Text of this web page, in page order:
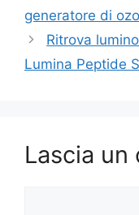
generatore di
Ritrova
Lumina Peptide
Lascia un